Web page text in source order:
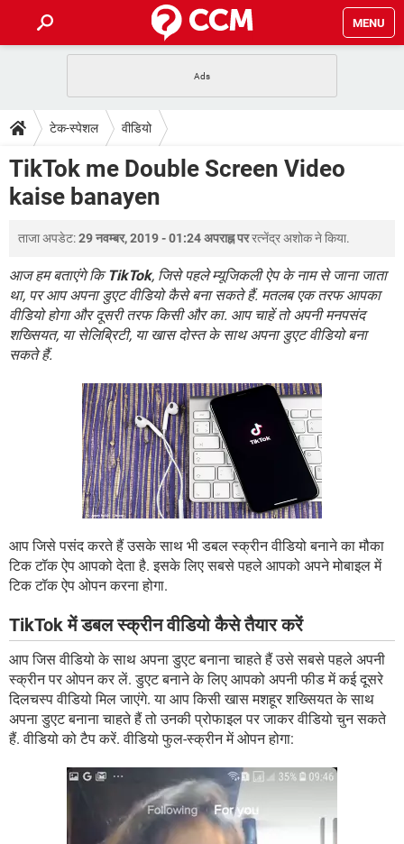
MENU
फोन पर अकाउंट बैलेंस चेक
WhatsApp Hack हो गया? Lucky Patcher यूज करें
टेक-स्पेशल
2020 के फ्री एंटीवायरस
बेस्ट फ्री ऑनलाइन गेम्स
डाउनलोड
Vidmate
FORUM
TikTok Account Freeze हो गया JioPhone में TikTok डाउनलोड
SBI बैंक अकाउंट नंबर पता करें
कंप्यूटर बस
सीरियल और पैरलल पोर्ट
टेक-स्पेशल वीडियो
TikTok me Double Screen Video
kaise banayen
ताजा अपडेट:29 नवम्बर, 2019 - 01:24 अपराह्न पररत्नेंद्र अशोकने किया.
आज हम बताएंगे किTikTok, जिसे पहले म्यूजिकली ऐप के नाम से जाना जाता
था, पर आप अपना डुएट वीडियो कैसे बना सकते हैं. मतलब एक तरफ आपका
वीडियो होगा और दूसरी तरफ किसी और का. आप चाहें तो अपनी मनपसंद
शख्सियत, या सेलिब्रिटी, या खास दोस्त के साथ अपना डुएट वीडियो बना
सकते हैं.
आप जिसे पसंद करते हैं उसके साथ भी डबल स्क्रीन वीडियो बनाने का मौका
टिक टॉक ऐप आपको देता है. इसके लिए सबसे पहले आपको अपने मोबाइल में
टिक टॉक ऐप ओपन करना होगा.
TikTok में डबल स्क्रीन वीडियो कैसे तैयार करें
आप जिस वीडियो के साथ अपना डुएट बनाना चाहते हैं उसे सबसे पहले अपनी
स्क्रीन पर ओपन कर लें. डुएट बनाने के लिए आपको अपनी फीड में कई दूसरे
दिलचस्प वीडियो मिल जाएंगे. या आप किसी खास मशहूर शख्सियत के साथ
अपना डुएट बनाना चाहते हैं तो उनकी प्रोफाइल पर जाकर वीडियो चुन सकते
हैं. वीडियो को टैप करें. वीडियो फुल-स्क्रीन में ओपन होगा: